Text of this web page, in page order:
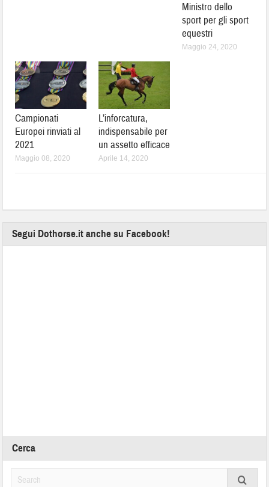
Ministro dello
sport per gli sport
equestri
Maggio 24, 2020
Campionati
Europei rinviati al
2021
Maggio 08, 2020
L’inforcatura,
indispensabile per
un assetto efficace
Aprile 14, 2020
Segui Dothorse.it anche su Facebook!
Cerca